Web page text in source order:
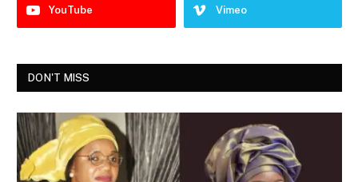
YouTube Vimeo
DON'T MISS